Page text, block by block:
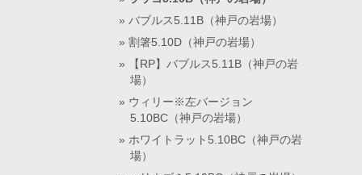
バブルス5.11B（神戸の岩場）
割箸5.10D（神戸の岩場）
【RP】バブルス5.11B（神戸の岩
場）
ウィリー※左バージョン
5.10BC（神戸の岩場）
ホワイトラット5.10BC（神戸の岩
場）